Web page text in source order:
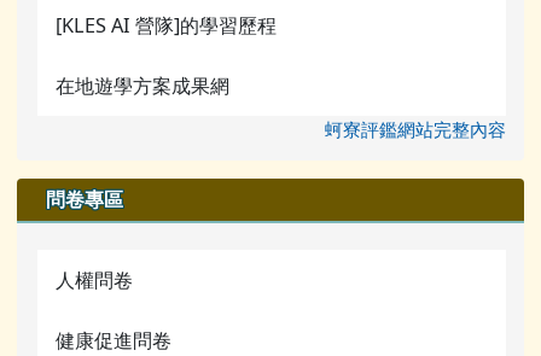
[KLES AI 營隊]的學習歷程
在地遊學方案成果網
蚵寮評鑑網站完整內容
問卷專區
人權問卷
健康促進問卷